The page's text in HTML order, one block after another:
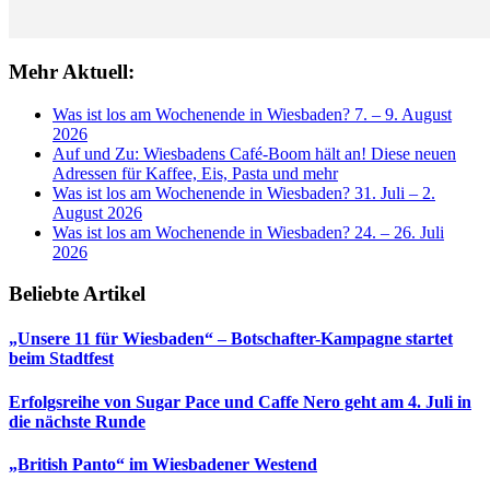
Mehr Aktuell:
Was ist los am Wochenende in Wiesbaden? 7. – 9. August
2026
Auf und Zu: Wiesbadens Café-Boom hält an! Diese neuen
Adressen für Kaffee, Eis, Pasta und mehr
Was ist los am Wochenende in Wiesbaden? 31. Juli – 2.
August 2026
Was ist los am Wochenende in Wiesbaden? 24. – 26. Juli
2026
Beliebte Artikel
„Unsere 11 für Wiesbaden“ – Botschafter-Kampagne startet
beim Stadtfest
Erfolgsreihe von Sugar Pace und Caffe Nero geht am 4. Juli in
die nächste Runde
„British Panto“ im Wiesbadener Westend